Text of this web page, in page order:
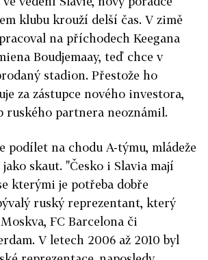
klubu krouží delší čas. V zimě
na příchodech Keegana
Boudjemaay, teď chce v
stadion. Přestože ho
za zástupce nového investora,
ruského partnera neoznámil.
podílet na chodu A-týmu, mládeže
skaut. "Česko i Slavia mají
kterými je potřeba dobře
ruský reprezentant, který
FC Barcelona či
V letech 2006 až 2010 byl